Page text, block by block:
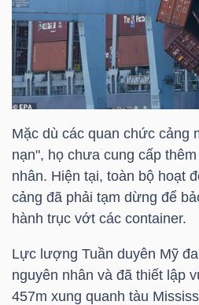
Mặc dù các quan chức cảng
nạn", họ chưa cung cấp
nhân. Hiện tại, toàn bộ hoạt
cảng đã phải tạm dừng để
hành trục vớt các container.
Lực lượng Tuần duyên Mỹ
nguyên nhân và đã thiết lập
457m xung quanh tàu
THẾ
GIỚI
DƯƠNG
CHÍNH
CÁ